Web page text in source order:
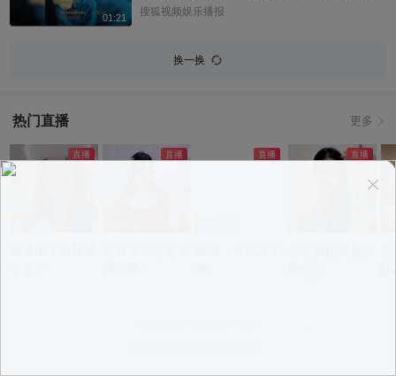
01:21
全部小羊，全程弯腰平视小朋友，一举一
待，善意又体面，这种细碎的善意真的很
搜狐视频娱乐播报
换一换
热门直播 更多